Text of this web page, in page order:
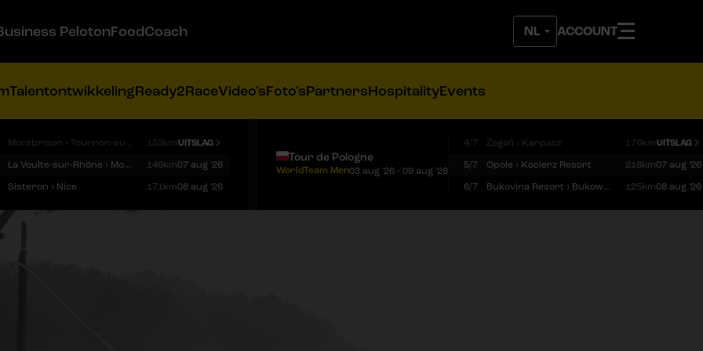
ACCOUNT
PelotonFoodCoach
TalentontwikkelingReady2RaceVideo'sFoto'sPartnersHospitalityEvents
Montbrison › Tournon-sur-Rhône 153kmUITSLAG
La Voulte-sur-Rhône › Mont Ventoux 146km07 aug '26
Sisteron › Nice 171km08 aug '26
Tour de Pologne
WorldTeam Men03 aug '26 - 09 aug '26
4/7 Żagań › Karpacz 176kmUITSLAG
5/7
Opole › Kocierz Resort 218km07 aug '26
6/7
Bukovina Resort › Bukowina Tatrzańska 125km08 aug '26